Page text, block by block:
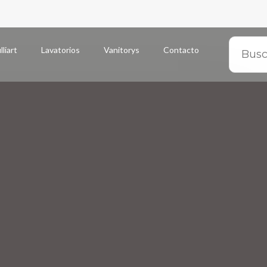
Lavatorios Vanitorys Contacto